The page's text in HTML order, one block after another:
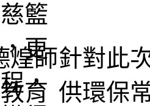
針對此
供環保